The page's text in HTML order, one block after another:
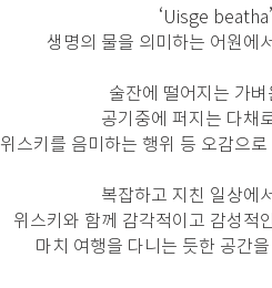
‘Uisge beatha’
생명의 물을 의미하는 어원에
술잔에 떨어지는 가
공기중에 퍼지는 다채
위스키를 음미하는 행위 등 오감으
복잡하고 지친 일상에
위스키와 함께 감각적이고 감성적
마치 여행을 다니는 듯한 공간